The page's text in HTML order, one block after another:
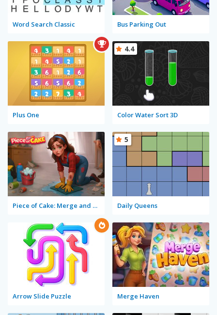
Word Search Classic Bus Parking Out
Plus One Color Water Sort 3D
4.4
Piece of Cake: Merge and Bake Daily Queens
5
Arrow Slide Puzzle Merge Haven